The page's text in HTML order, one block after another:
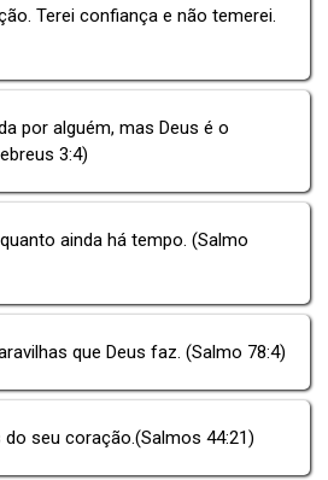
Terei confiança e não temerei.
por alguém, mas Deus é o
3:4)
ainda há tempo. (Salmo
que Deus faz. (Salmo 78:4)
seu coração.(Salmos 44:21)